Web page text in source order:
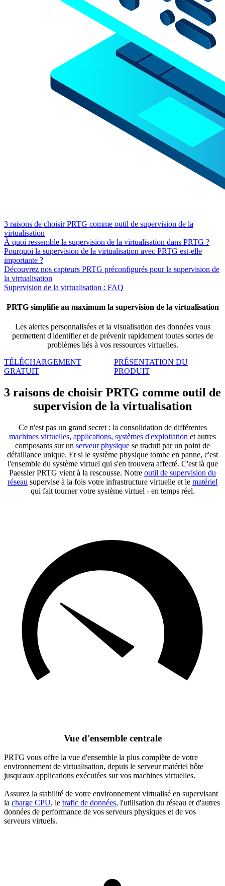
3 raisons de choisir PRTG comme outil de supervision de la
virtualisation
À quoi ressemble la supervision de la virtualisation dans PRTG ?
Pourquoi la supervision de la virtualisation avec PRTG est-elle
importante ?
Découvrez nos capteurs PRTG préconfigurés pour la supervision de
la virtualisation
Supervision de la virtualisation : FAQ
PRTG simplifie au maximum la supervision de la virtualisation
Les alertes personnalisées et la visualisation des données vous
permettent d'identifier et de prévenir rapidement toutes sortes de
problèmes liés à vos ressources virtuelles.
TÉLÉCHARGEMENT
GRATUIT
PRÉSENTATION DU
PRODUIT
3 raisons de choisir PRTG comme outil de
supervision de la virtualisation
Ce n'est pas un grand secret : la consolidation de différentes
machines virtuelles, applications, systèmes d'exploitation et autres
composants sur un serveur physique se traduit par un point de
défaillance unique. Et si le système physique tombe en panne, c'est
l'ensemble du système virtuel qui s'en trouvera affecté. C'est là que
Paessler PRTG vient à la rescousse. Notre outil de supervision du
réseau supervise à la fois votre infrastructure virtuelle et le matériel
qui fait tourner votre système virtuel - en temps réel.
Vue d'ensemble centrale
PRTG vous offre la vue d'ensemble la plus complète de votre
environnement de virtualisation, depuis le serveur matériel hôte
jusqu'aux applications exécutées sur vos machines virtuelles.
Assurez la stabilité de votre environnement virtualisé en supervisant
la charge CPU, le trafic de données, l'utilisation du réseau et d'autres
données de performance de vos serveurs physiques et de vos
serveurs virtuels.